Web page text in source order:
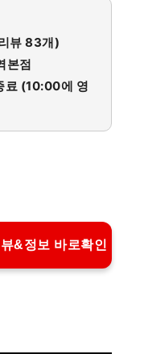
뷰 83개)
본점
료 (10:00에 영
&정보 바로확인